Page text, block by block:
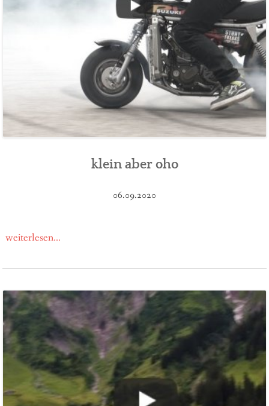
klein aber oho
06.09.2020
weiterlesen...